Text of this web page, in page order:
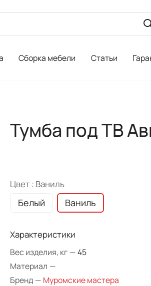
Сборка мебели Статьи
Тумба под ТВ
Цвет : Ваниль
Белый Ваниль
Характеристики
Вес изделия, кг —45
Материал —
Бренд — Муромские мастера